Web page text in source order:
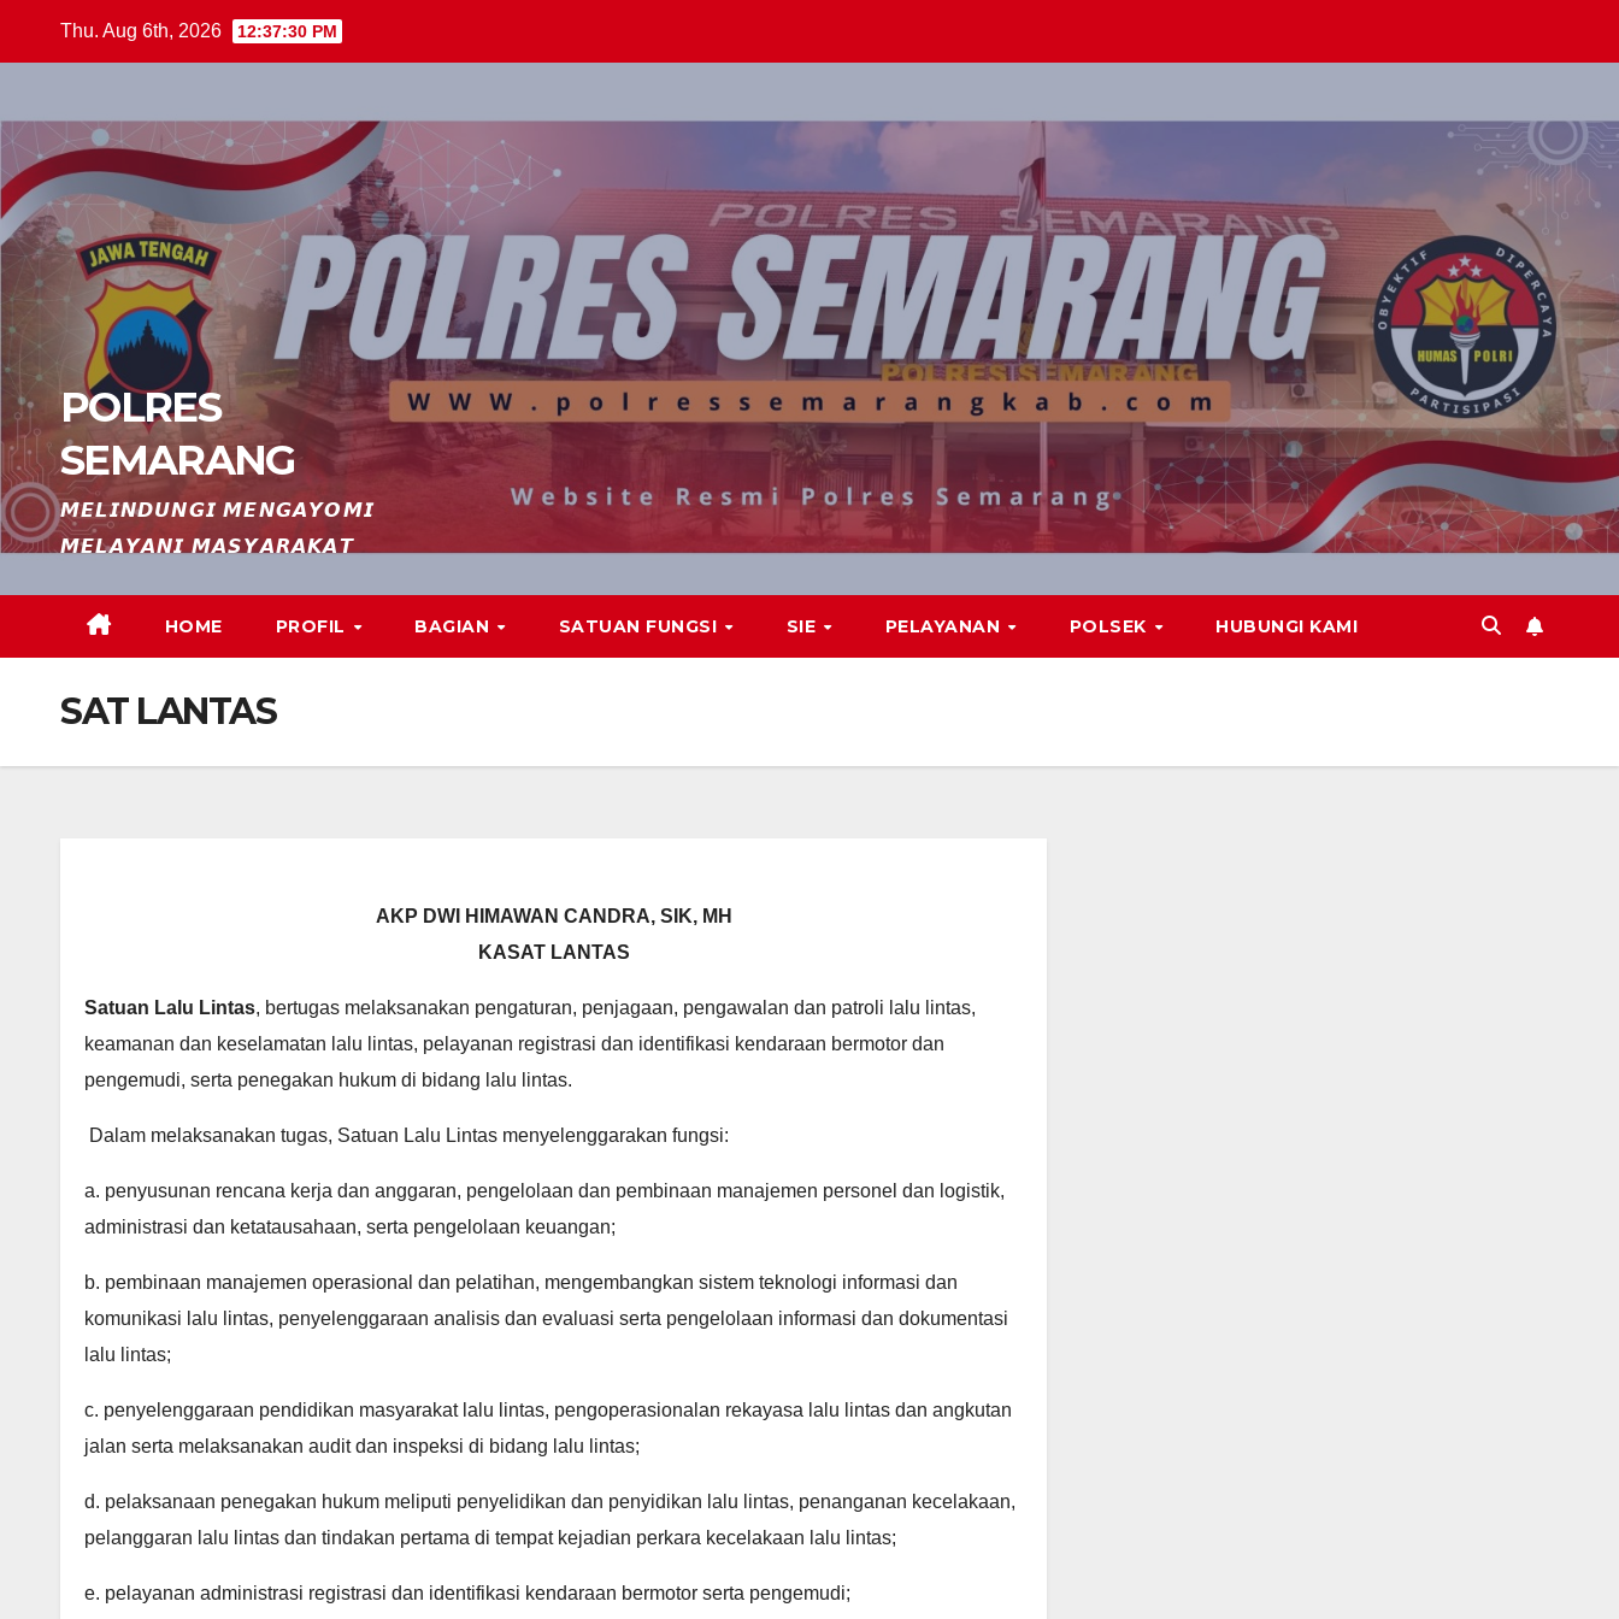
Thu. Aug 6th, 2026 12:37:31 PM
POLRES
SEMARANG
𝙈𝙀𝙇𝙄𝙉𝘿𝙐𝙉𝙂𝙄 𝙈𝙀𝙉𝙂𝘼𝙔𝙊𝙈𝙄
𝙈𝙀𝙇𝘼𝙔𝘼𝙉𝙄 𝙈𝘼𝙎𝙔𝘼𝙍𝘼𝙆𝘼𝙏
HOME PROFIL BAGIAN SATUAN FUNGSI SIE PELAYANAN POLSEK HUBUNGI KAMI
SAT LANTAS
AKP DWI HIMAWAN CANDRA, SIK, MH
KASAT LANTAS
Satuan Lalu Lintas, bertugas melaksanakan pengaturan, penjagaan, pengawalan dan patroli lalu lintas,
keamanan dan keselamatan lalu lintas, pelayanan registrasi dan identifikasi kendaraan bermotor dan
pengemudi, serta penegakan hukum di bidang lalu lintas.
Dalam melaksanakan tugas, Satuan Lalu Lintas menyelenggarakan fungsi:
a. penyusunan rencana kerja dan anggaran, pengelolaan dan pembinaan manajemen personel dan logistik,
administrasi dan ketatausahaan, serta pengelolaan keuangan;
b. pembinaan manajemen operasional dan pelatihan, mengembangkan sistem teknologi informasi dan
komunikasi lalu lintas, penyelenggaraan analisis dan evaluasi serta pengelolaan informasi dan dokumentasi
lalu lintas;
c. penyelenggaraan pendidikan masyarakat lalu lintas, pengoperasionalan rekayasa lalu lintas dan angkutan
jalan serta melaksanakan audit dan inspeksi di bidang lalu lintas;
d. pelaksanaan penegakan hukum meliputi penyelidikan dan penyidikan lalu lintas, penanganan kecelakaan,
pelanggaran lalu lintas dan tindakan pertama di tempat kejadian perkara kecelakaan lalu lintas;
e. pelayanan administrasi registrasi dan identifikasi kendaraan bermotor serta pengemudi;